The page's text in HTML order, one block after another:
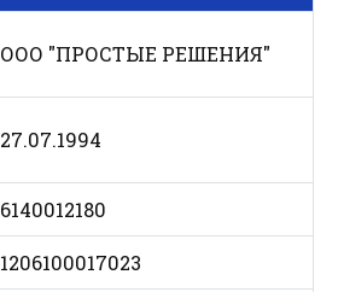
ООО "ПРОСТЫЕ РЕШЕНИЯ"
27.07.1994
6140012180
1206100017023